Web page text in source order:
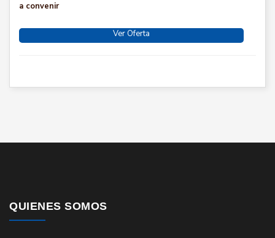
a convenir
Ver Oferta
QUIENES SOMOS